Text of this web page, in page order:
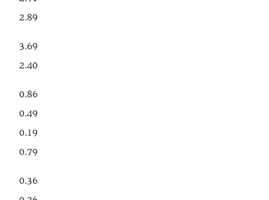
2.89
3.69
2.40
0.86
0.49
0.19
0.79
0.36